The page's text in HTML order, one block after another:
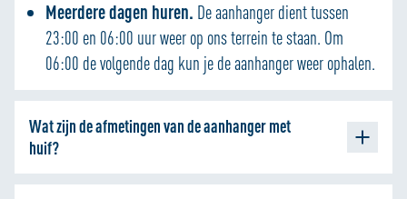
Meerdere dagen huren. De aanhanger dient tussen
23:00 en 06:00 uur weer op ons terrein te staan. Om
06:00 de volgende dag kun je de aanhanger weer ophalen.
Wat zijn de afmetingen van de aanhanger met
huif?
Lengte: 2.50 meter